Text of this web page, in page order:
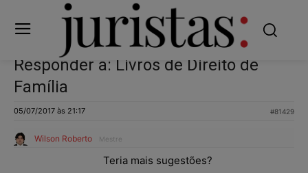
Responder a: Livros de Direito de
Família
05/07/2017 às 21:17 #81429
Wilson Roberto Mestre
Teria mais sugestões?